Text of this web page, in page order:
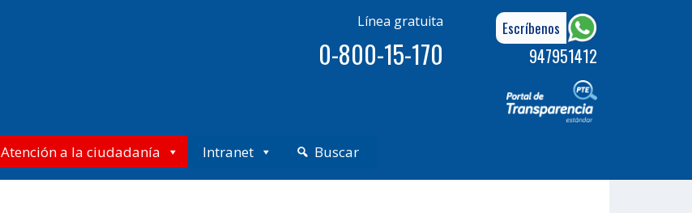
Línea gratuita
0-800-15-170
Escríbenos
947951412
Atención a la ciudadanía Intranet Buscar